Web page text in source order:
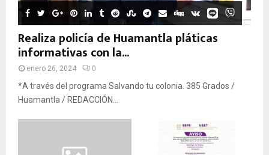
Realiza policía de Huamantla pláticas
informativas con la...
enero 26, 2024 0
*A través del programa Salvando tu colonia. 385 Grados /
Huamantla / REDACCIÓN...